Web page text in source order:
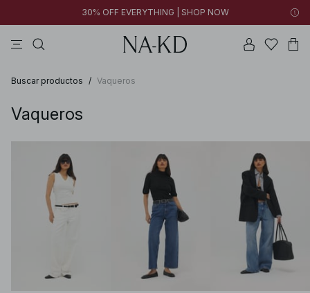
30% OFF EVERYTHING | SHOP NOW
Buscar productos / Vaqueros
Vaqueros